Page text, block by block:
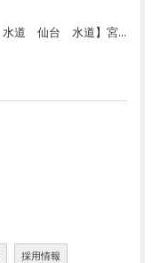
【塩釜 水道 宮城 水道 仙台 水道】宮城県 富谷市 給湯器 エコキュート 故障 お湯が出ない 即日対応 緊急対応 激安 特価 格安にて交換しました！
採用情報